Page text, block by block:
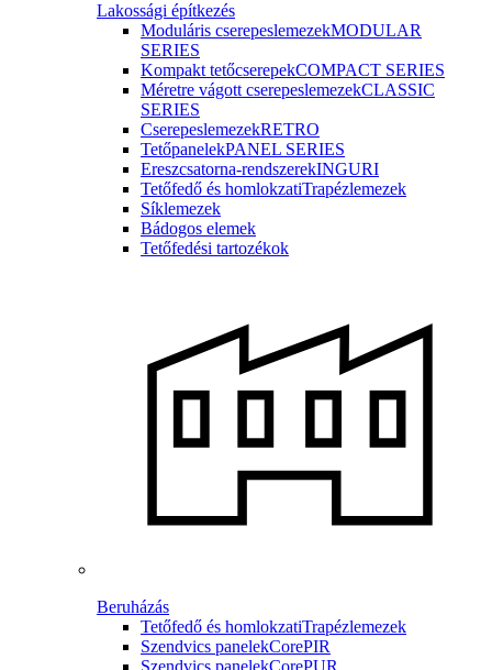
Lakossági építkezés
Moduláris cserepeslemezekMODULAR
SERIES
Kompakt tetőcserepekCOMPACT SERIES
Méretre vágott cserepeslemezekCLASSIC
SERIES
CserepeslemezekRETRO
TetőpanelekPANEL SERIES
Ereszcsatorna-rendszerekINGURI
Tetőfedő és homlokzatiTrapézlemezek
Síklemezek
Bádogos elemek
Tetőfedési tartozékok
Beruházás
Tetőfedő és homlokzatiTrapézlemezek
Szendvics panelekCorePIR
Szendvics panelekCorePUR